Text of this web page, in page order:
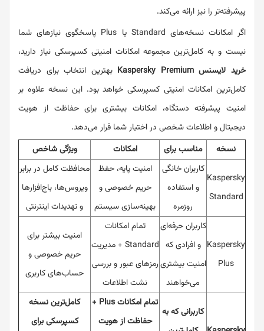
پیشرفته‌تر را نیز ارائه می‌کند.
اگر امکانات نسخه‌های Standard یا Plus پاسخگوی نیازهای شما
نیست و به کامل‌ترین مجموعه امکانات امنیتی کسپرسکی نیاز دارید،
خرید لایسنس Kaspersky Premium
بهترین انتخاب برای دریافت
کامل‌ترین امکانات امنیتی کسپرسکی خواهد بود. این نسخه علاوه بر
امنیت پیشرفته دستگاه، امکانات بیشتری برای حفاظت از هویت
دیجیتال و اطلاعات شخصی در اختیار شما قرار می‌دهد.
نسخه
مناسب برای امکانات ویژگی شاخص
Kaspersky
Standard
کاربران خانگی
و استفاده
روزمره
امنیت پایه، حفظ
حریم خصوصی و
بهینه‌سازی سیستم
محافظت کامل در برابر
ویروس‌ها، باج‌افزارها
و تهدیدات اینترنتی
Kaspersky
Plus
کاربران حرفه‌ای
و افرادی که
امنیت بیشتری
می‌خواهند
تمام امکانات
Standard + مدیریت
رمزهای عبور و بررسی
نشت اطلاعات
امنیت بیشتر برای
حریم خصوصی و
حساب‌های کاربری
کاربرانی که به
تمام امکانات Plus +
حفاظت از هویت
کامل‌ترین نسخه
کسپرسکی برای